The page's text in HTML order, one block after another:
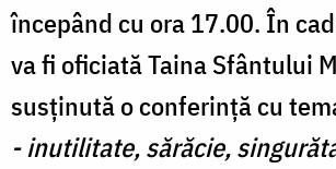
începând cu ora 17.00. În
va fi oficiată Taina Sfântului
susținută o conferință cu
- inutilitate, sărăcie,